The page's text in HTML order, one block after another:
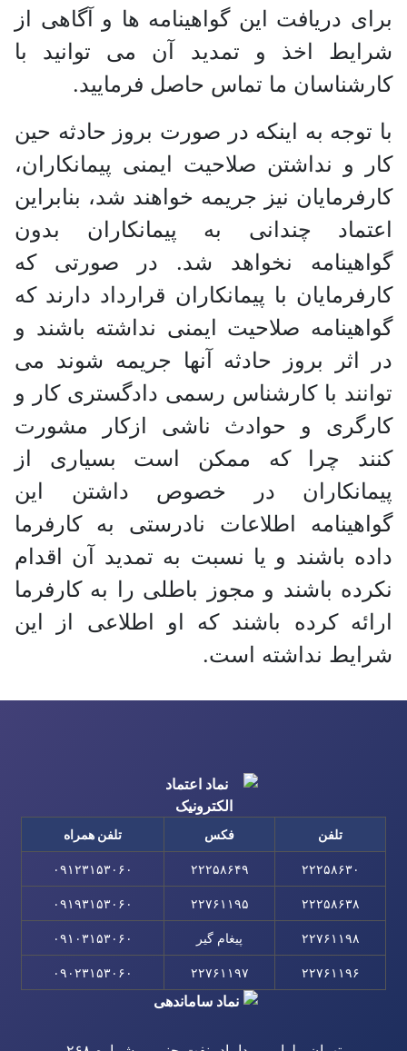
برای دریافت این گواهینامه ها و آگاهی از
شرایط اخذ و تمدید آن می توانید با
کارشناسان ما تماس حاصل فرمایید.
با توجه به اینکه در صورت بروز حادثه حین
کار و نداشتن صلاحیت ایمنی پیمانکاران،
کارفرمایان نیز جریمه خواهند شد، بنابراین
اعتماد چندانی به پیمانکاران بدون
گواهینامه نخواهد شد. در صورتی که
کارفرمایان با پیمانکاران قرارداد دارند که
گواهینامه صلاحیت ایمنی نداشته باشند و
در اثر بروز حادثه آنها جریمه شوند می
توانند با کارشناس رسمی دادگستری کار و
کارگری و حوادث ناشی ازکار مشورت
کنند چرا که ممکن است بسیاری از
پیمانکاران در خصوص داشتن این
گواهینامه اطلاعات نادرستی به کارفرما
داده باشند و یا نسبت به تمدید آن اقدام
نکرده باشند و مجوز باطلی را به کارفرما
ارائه کرده باشند که او اطلاعی از این
شرایط نداشته است.
تلفن فکس تلفن همراه
۲۲۲۵۸۶۳۰ ۲۲۲۵۸۶۴۹ ۰۹۱۲۳۱۵۳۰۶۰
۲۲۲۵۸۶۳۸ ۲۲۷۶۱۱۹۵ ۰۹۱۹۳۱۵۳۰۶۰
۲۲۷۶۱۱۹۸ پیغام گیر ۰۹۱۰۳۱۵۳۰۶۰
۲۲۷۶۱۱۹۶ ۲۲۷۶۱۱۹۷ ۰۹۰۲۳۱۵۳۰۶۰